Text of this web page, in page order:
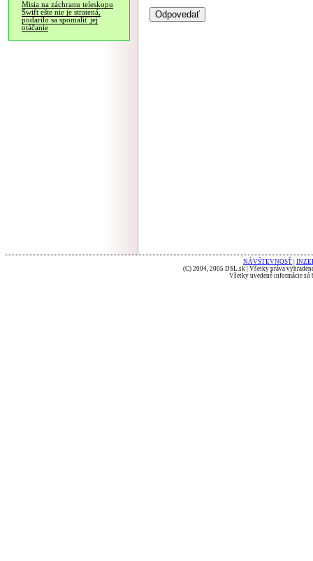
Misia na záchranu teleskopu
Swift ešte nie je stratená,
podarilo sa spomaliť jej
otáčanie
NÁVŠTEVNOSŤ
(C) 2004, 2005 DSL.sk | Všetky práva
Všetky uvedené informácie sú